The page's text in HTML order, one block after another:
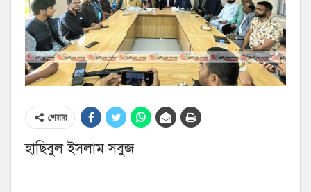
শেয়ার
হাছিবুল ইসলাম সবুজ